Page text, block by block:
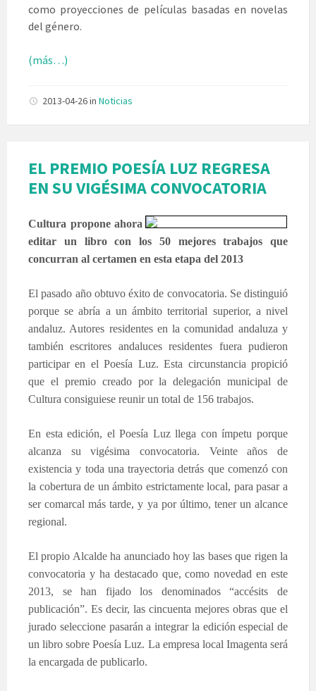
como proyecciones de películas basadas en novelas
del género.
(más…)
2013-04-26in Noticias
EL PREMIO POESÍA LUZ REGRESA
EN SU VIGÉSIMA CONVOCATORIA
Cultura propone ahora
editar un libro con los 50 mejores trabajos que
concurran al certamen en esta etapa del 2013
El pasado año obtuvo éxito de convocatoria. Se distinguió
porque se abría a un ámbito territorial superior, a nivel
andaluz. Autores residentes en la comunidad andaluza y
también escritores andaluces residentes fuera pudieron
participar en el Poesía Luz. Esta circunstancia propició
que el premio creado por la delegación municipal de
Cultura consiguiese reunir un total de 156 trabajos.
En esta edición, el Poesía Luz llega con ímpetu porque
alcanza su vigésima convocatoria. Veinte años de
existencia y toda una trayectoria detrás que comenzó con
la cobertura de un ámbito estrictamente local, para pasar a
ser comarcal más tarde, y ya por último, tener un alcance
regional.
El propio Alcalde ha anunciado hoy las bases que rigen la
convocatoria y ha destacado que, como novedad en este
2013, se han fijado los denominados “accésits de
publicación”. Es decir, las cincuenta mejores obras que el
jurado seleccione pasarán a integrar la edición especial de
un libro sobre Poesía Luz. La empresa local Imagenta será
la encargada de publicarlo.